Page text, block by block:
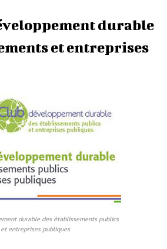
durable
et entreprises
durable des établissements publics
et entreprises publiques